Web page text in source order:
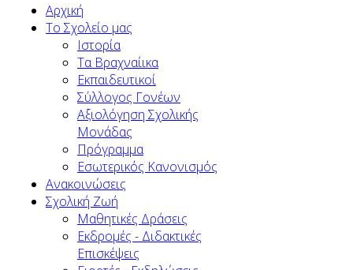
Αρχική
To Σχολείο μας
Ιστορία
Τα Βραχναίικα
Εκπαιδευτικοί
Σύλλογος Γονέων
Αξιολόγηση Σχολικής
Μονάδας
Πρόγραμμα
Εσωτερικός Κανονισμός
Ανακοινώσεις
Σχολική Ζωή
Μαθητικές Δράσεις
Εκδρομές - Διδακτικές
Επισκέψεις